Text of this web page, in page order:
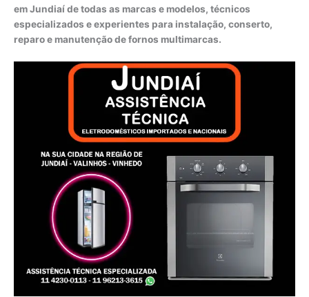
em Jundiaí de todas as marcas e modelos, técnicos
especializados e experientes para instalação, conserto,
reparo e manutenção de fornos multimarcas.